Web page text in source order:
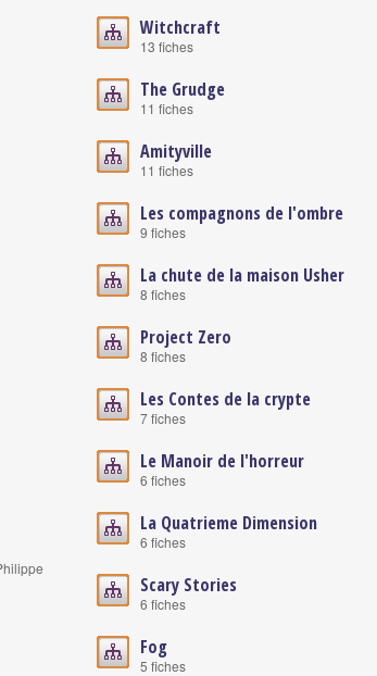
Witchcraft
13 fiches
The Grudge
11 fiches
Amityville
11 fiches
Les compagnons de l'ombre
9 fiches
La chute de la maison Usher
8 fiches
Project Zero
8 fiches
Les Contes de la crypte
7 fiches
Le Manoir de l'horreur
6 fiches
La Quatrieme Dimension
6 fiches
Scary Stories
6 fiches
Fog
5 fiches